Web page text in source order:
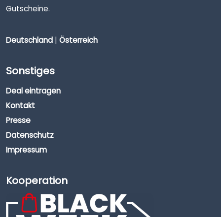
Gutscheine.
Deutschland | Österreich
Sonstiges
Deal eintragen
Kontakt
Presse
Datenschutz
Impressum
Kooperation